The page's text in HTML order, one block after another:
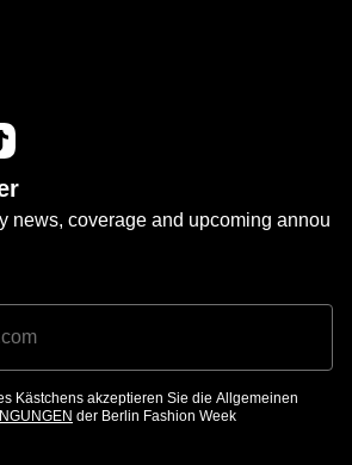
news, coverage and upcoming annou
Kästchens akzeptieren Sie die Allgemeinen
der Berlin Fashion Week